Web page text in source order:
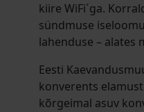
kiire WiFi´ga.
sündmuse
lahenduse – alates
Eesti
konverents
kõrgeimal asuv